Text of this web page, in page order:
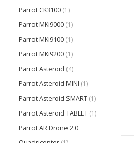
Parrot CK3100 (1)
Parrot MKi9000 (1)
Parrot MKi9100 (1)
Parrot MKi9200 (1)
Parrot Asteroid (4)
Parrot Asteroid MINI (1)
Parrot Asteroid SMART (1)
Parrot Asteroid TABLET (1)
Parrot AR.Drone 2.0